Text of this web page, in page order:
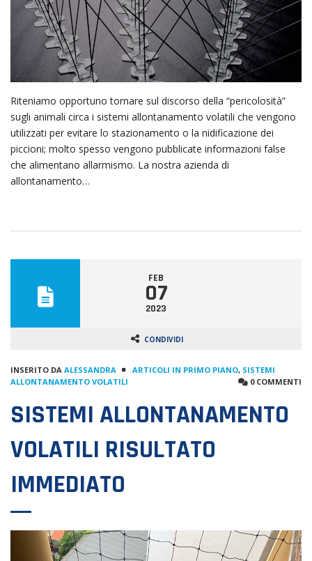
Riteniamo opportuno tornare sul discorso della “pericolosità”
sugli animali circa i sistemi allontanamento volatili che vengono
utilizzati per evitare lo stazionamento o la nidificazione dei
piccioni; molto spesso vengono pubblicate informazioni false
che alimentano allarmismo. La nostra azienda di
allontanamento…
FEB
07
2023
CONDIVIDI
INSERITO DA ALESSANDRA ARTICOLI IN PRIMO PIANO, SISTEMI
ALLONTANAMENTO VOLATILI
0 COMMENTI
SISTEMI ALLONTANAMENTO
VOLATILI RISULTATO
IMMEDIATO